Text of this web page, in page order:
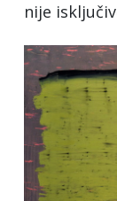
nije